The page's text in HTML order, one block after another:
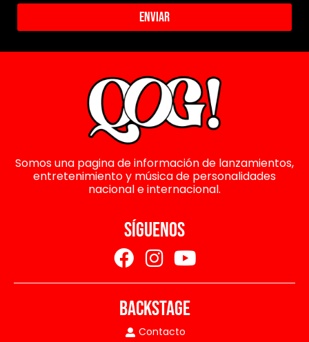
Enviar
Somos una pagina de información de lanzamientos,
entretenimiento y música de personalidades
nacional e internacional.
SÍGUENOS
BACKSTAGE
Contacto